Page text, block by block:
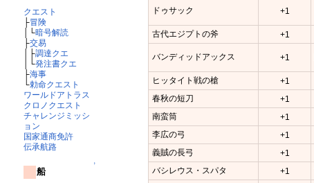
クエスト
├冒険
│└暗号解読
├交易
│├調達クエ
│└発注書クエ
├海事
└勅命クエスト
ワールドアトラス
クロノクエスト
チャレンジミッシ
ョン
国家通商免許
伝承航路
↑
船
ドゥサック +1
古代エジプトの斧
+1
バンディッドアックス +1
ヒッタイト戦の槍
+1
春秋の短刀
+1
南蛮筒
+1
李広の弓
+1
義賊の長弓
+1
バシレウス・スパタ
+1